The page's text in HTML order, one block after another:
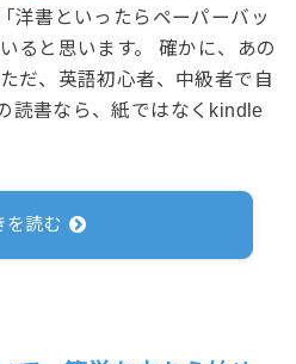
洋書といったらペーパーバッ
ると思います。 確かに、あの
だ、英語初心者、中級者で自
読書なら、紙ではなくkindle
を読む